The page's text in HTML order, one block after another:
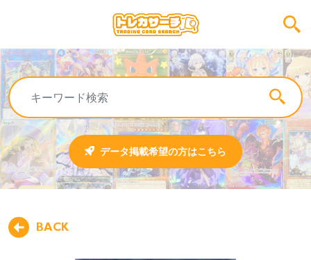
データ掲載希望の方はこちら
BACK